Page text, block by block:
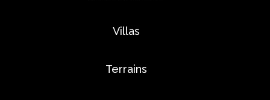
villas
terrains